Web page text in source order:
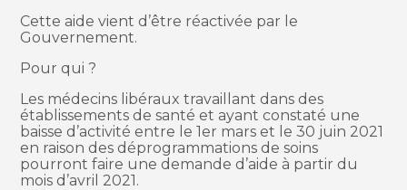
Cette aide vient d’être réactivée par le
Gouvernement.
Pour qui ?
Les médecins libéraux travaillant dans des
établissements de santé et ayant constaté une
baisse d’activité entre le 1er mars et le 30 juin 2021
en raison des déprogrammations de soins
pourront faire une demande d’aide à partir du
mois d’avril 2021.